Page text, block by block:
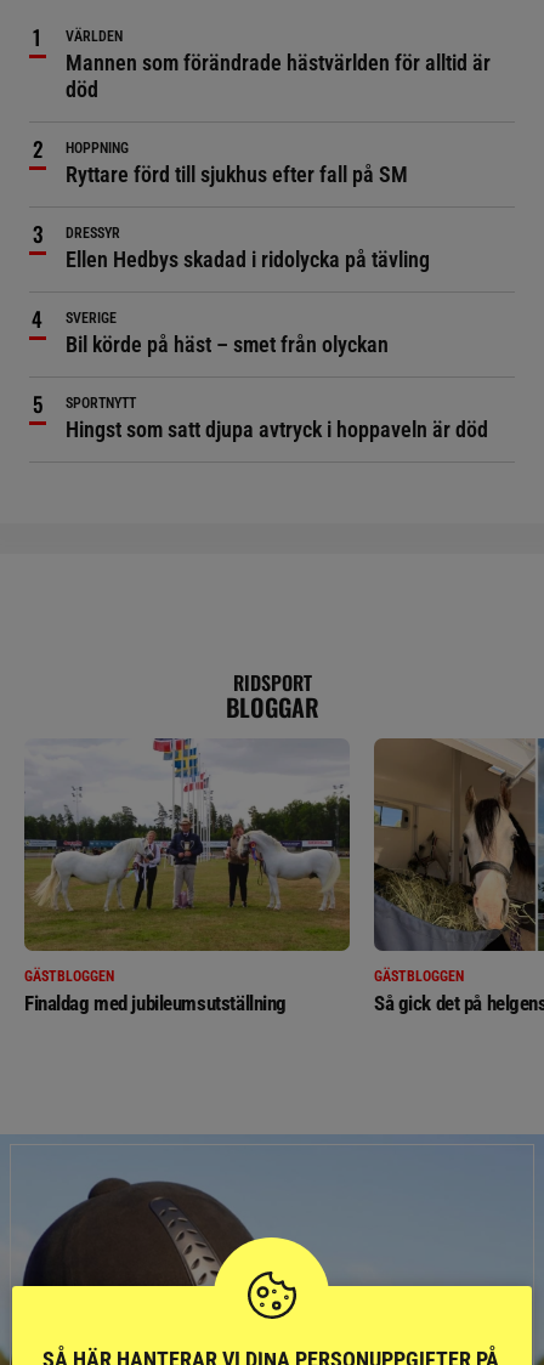
VÄRLDEN
Mannen som förändrade hästvärlden för alltid är
död
HOPPNING
Ryttare förd till sjukhus efter fall på SM
DRESSYR
Ellen Hedbys skadad i ridolycka på tävling
SVERIGE
Bil körde på häst – smet från olyckan
SPORTNYTT
Hingst som satt djupa avtryck i hoppaveln är död
RIDSPORT
BLOGGAR
GÄSTBLOGGEN
Finaldag med jubileumsutställning
GÄSTBLOGGEN
Så gick det på
SÅ HÄR HANTERAR VI DINA PERSONUPPGIFTER PÅ